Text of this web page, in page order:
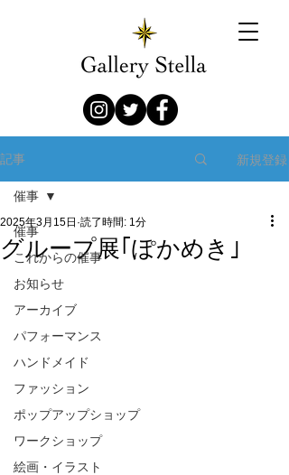
記事 新規登録
催事
これからの催事
お知らせ
アーカイブ
パフォーマンス
ハンドメイド
ファッション
ポップアップショップ
ワークショップ
絵画・イラスト
催事
グループ展｢ぽかめき｣
2025年3月15日 読了時間: 1分